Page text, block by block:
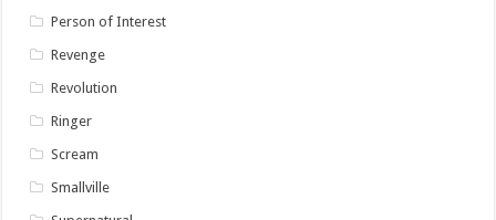
Person of Interest
Revenge
Revolution
Ringer
Scream
Smallville